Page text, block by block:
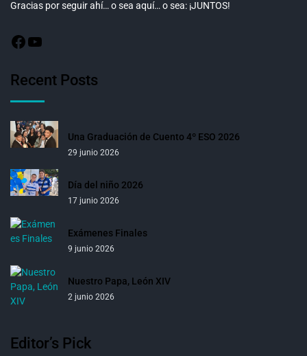
Gracias por seguir ahí… o sea aquí… o sea: ¡JUNTOS!
Recent Posts
Una Graduación de Cuento 4º ESO 2026
29 junio 2026
Día del niño 2026
17 junio 2026
Exámenes Finales
9 junio 2026
Nuestro Papa, León XIV
2 junio 2026
Editor’s Pick